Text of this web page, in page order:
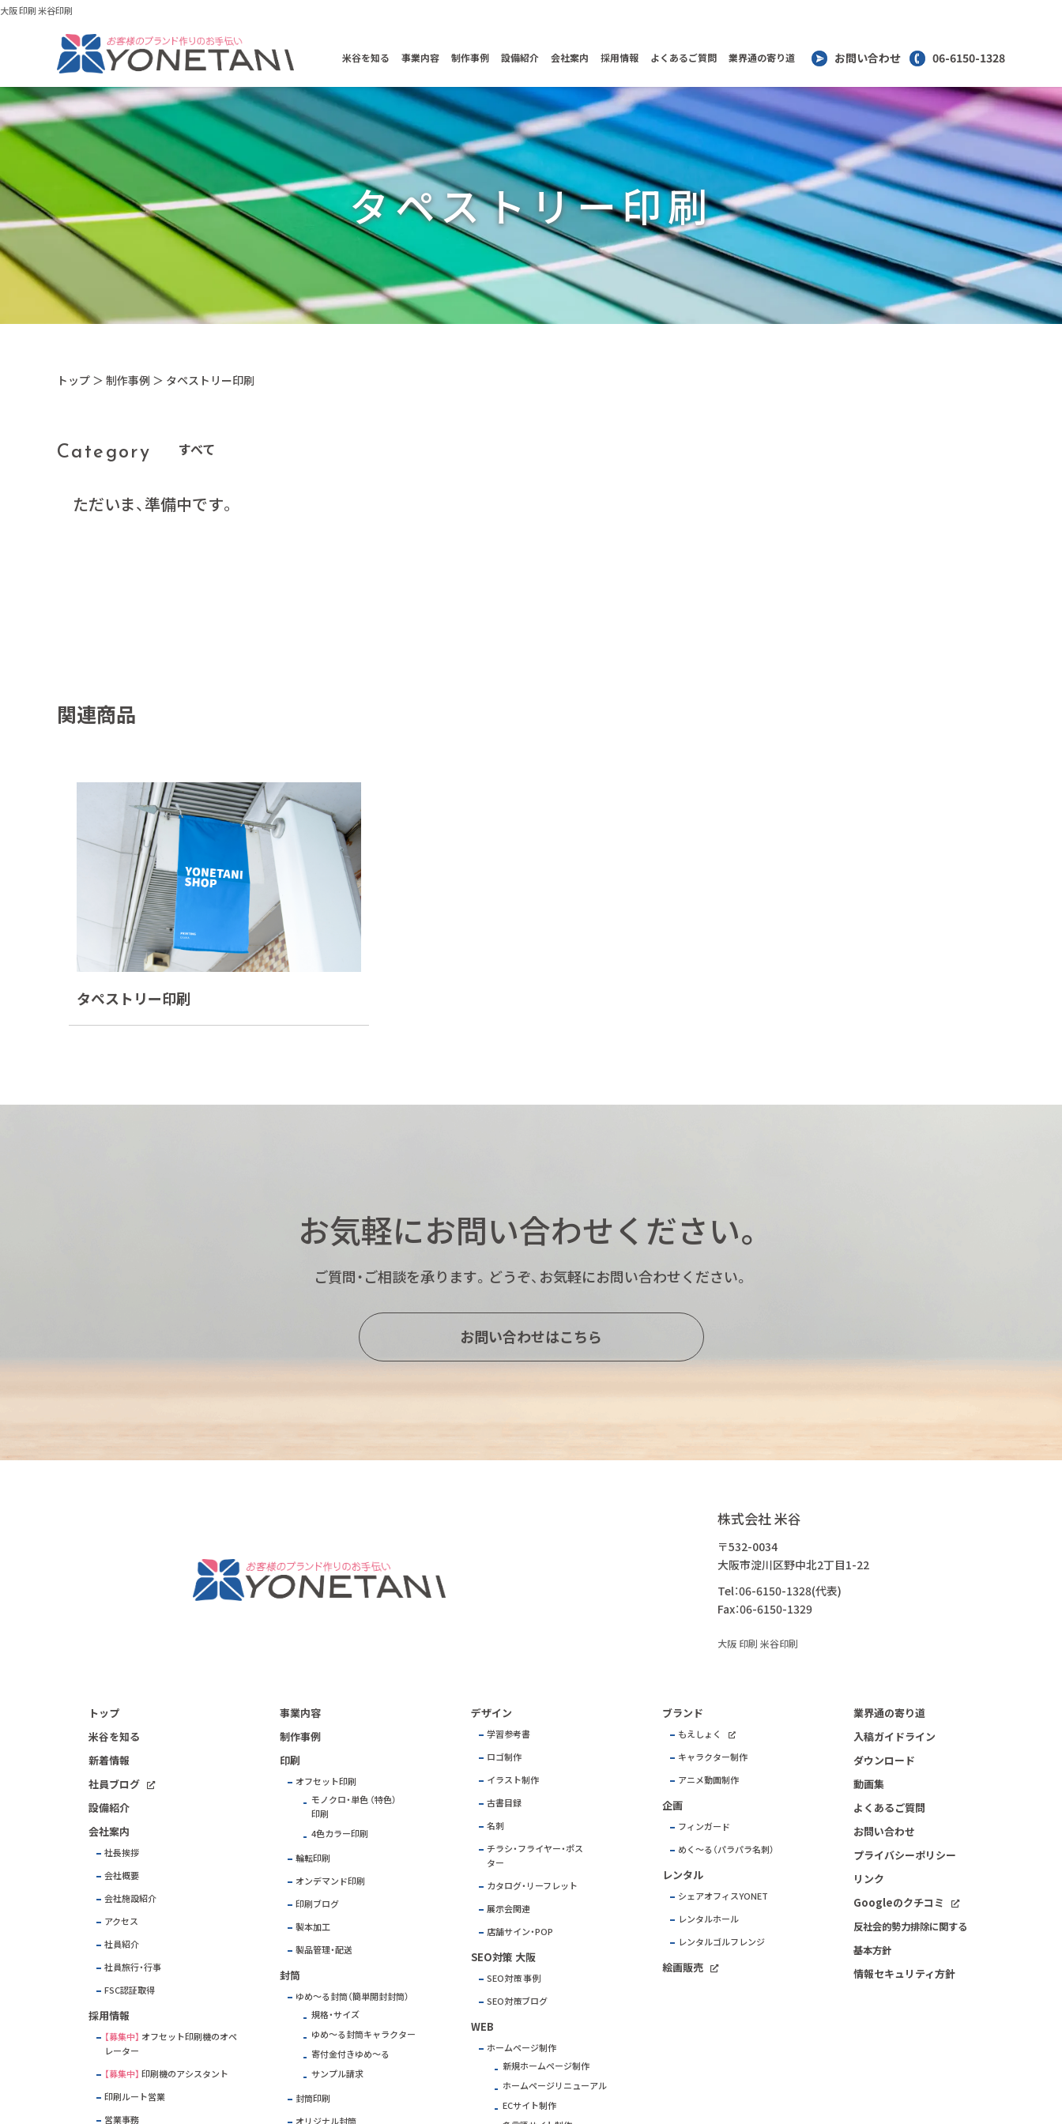
大阪 印刷 米谷印刷
米谷を知る 事業内容 制作事例 設備紹介 会社案内 採用情報 よくあるご質問 業界通の寄り道 お問い合わせ 06-6150-1328
タペストリー印刷
トップ ＞ 制作事例 ＞ タペストリー印刷
Category すべて
ただいま、準備中です。
関連商品
タペストリー印刷
お気軽にお問い合わせください。
ご質問・ご相談を承ります。 どうぞ、お気軽にお問い合わせください。
お問い合わせはこちら
株式会社 米谷
〒532-0034
大阪市淀川区野中北2丁目1-22
Tel：06-6150-1328(代表)
Fax：06-6150-1329
大阪 印刷 米谷印刷
トップ
米谷を知る
新着情報
社員ブログ
設備紹介
会社案内
社長挨拶
会社概要
会社施設紹介
アクセス
社員紹介
社員旅行・行事
FSC認証取得
採用情報
【募集中】 オフセット印刷機のオペ
レーター
【募集中】 印刷機のアシスタント
印刷ルート営業
営業事務
事業内容
制作事例
印刷
オフセット印刷
モノクロ・単色 （特色）
印刷
4色カラー印刷
輪転印刷
オンデマンド印刷
印刷ブログ
製本加工
製品管理・配送
封筒
ゆめ～る封筒（簡単開封封筒）
規格・サイズ
ゆめ～る封筒キャラクター
寄付金付きゆめ～る
サンプル請求
封筒印刷
デザイン
学習参考書
ロゴ制作
イラスト制作
古書目録
名刺
チラシ・フライヤー・ポス
ター
カタログ・リーフレット
展示会関連
店舗サイン・POP
SEO対策 大阪
SEO対策 事例
SEO対策ブログ
WEB
ホームページ制作
新規ホームページ制作
ホームページリニューアル
ECサイト制作
ブランド
もえしょく
キャラクター制作
アニメ動画制作
企画
フィンガード
めく～る（パラパラ名刺）
レンタル
シェアオフィスYONET
レンタルホール
レンタルゴルフレンジ
絵画販売
業界通の寄り道
入稿ガイドライン
ダウンロード
動画集
よくあるご質問
お問い合わせ
プライバシーポリシー
リンク
Googleのクチコミ
反社会的勢力排除に関する
基本方針
情報セキュリティ方針